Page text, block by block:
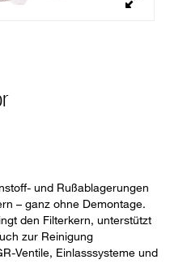
und Rußablagerungen
– ganz ohne Demontage.
den Filterkern, unterstützt
zur Reinigung
Ventile, Einlasssysteme und